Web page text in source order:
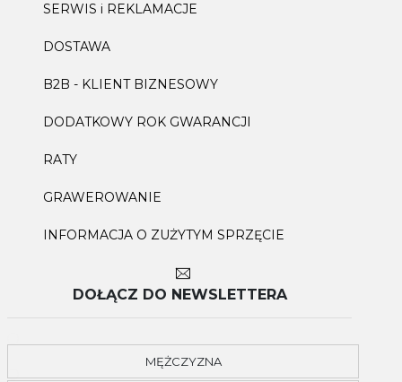
SERWIS i REKLAMACJE
DOSTAWA
B2B - KLIENT BIZNESOWY
DODATKOWY ROK GWARANCJI
RATY
GRAWEROWANIE
INFORMACJA O ZUŻYTYM SPRZĘCIE
DOŁĄCZ DO NEWSLETTERA
MĘŻCZYZNA